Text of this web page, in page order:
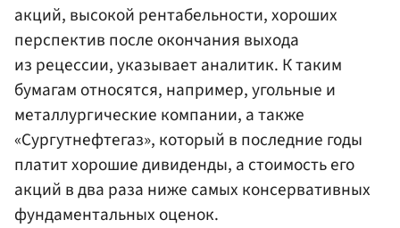
акций, высокой рентабельности, хороших
перспектив после окончания выхода
из рецессии, указывает аналитик. К таким
бумагам относятся, например, угольные и
металлургические компании, а также
«Сургутнефтегаз», который в последние годы
платит хорошие дивиденды, а стоимость его
акций в два раза ниже самых консервативных
фундаментальных оценок.